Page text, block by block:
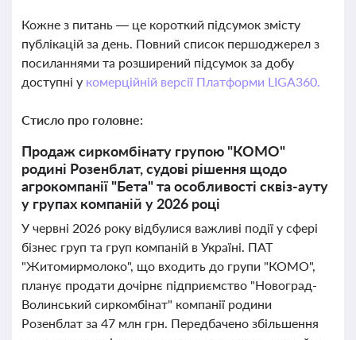
Кожне з питань — це короткий підсумок змісту
публікацій за день. Повний список першоджерел з
посиланнями та розширений підсумок за добу
доступні у комерційній версії Платформи LIGA360.
Стисло про головне:
Продаж сиркомбінату групою "КОМО"
родині Розенблат, судові рішення щодо
агрокомпанії "Бета" та особливості сквіз-ауту
у групах компаній у 2026 році
У червні 2026 року відбулися важливі події у сфері
бізнес груп та груп компаній в Україні. ПАТ
"Житомирмолоко", що входить до групи "КОМО",
планує продати дочірнє підприємство "Новоград-
Волинський сиркомбінат" компанії родини
Розенблат за 47 млн грн. Передбачено збільшення